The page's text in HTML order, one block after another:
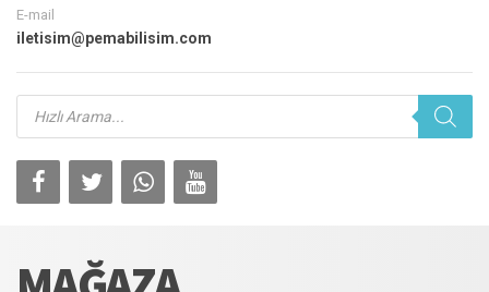
E-mail
iletisim@pemabilisim.com
Products
search